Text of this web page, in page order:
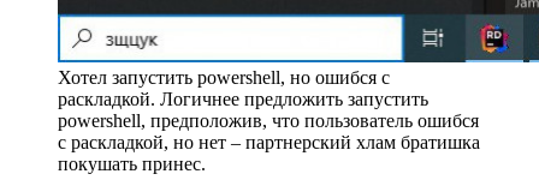
Хотел запустить powershell, но ошибся с
раскладкой. Логичнее предложить запустить
powershell, предположив, что пользователь ошибся
с раскладкой, но нет – партнерский хлам братишка
покушать принес.